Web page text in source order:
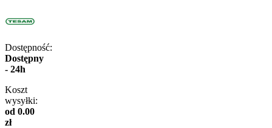
Dostępność:
Dostępny
- 24h
Koszt
wysyłki:
od 0.00
zł